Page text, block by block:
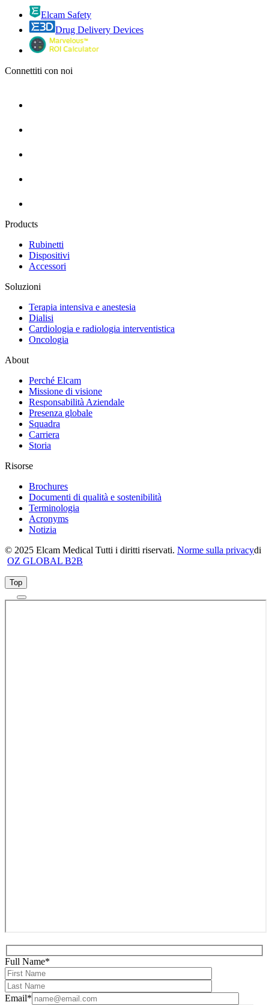
Elcam Safety
Drug Delivery Devices
Connettiti con noi
Products
Rubinetti
Dispositivi
Accessori
Soluzioni
Terapia intensiva e anestesia
Dialisi
Cardiologia e radiologia interventistica
Oncologia
About
Perché Elcam
Missione di visione
Responsabilità Aziendale
Presenza globale
Squadra
Carriera
Storia
Risorse
Brochures
Documenti di qualità e sostenibilità
Terminologia
Acronyms
Notizia
© 2025 Elcam Medical Tutti i diritti riservati. Norme sulla privacydi
OZ GLOBAL B2B
Top
Full Name*
Email*